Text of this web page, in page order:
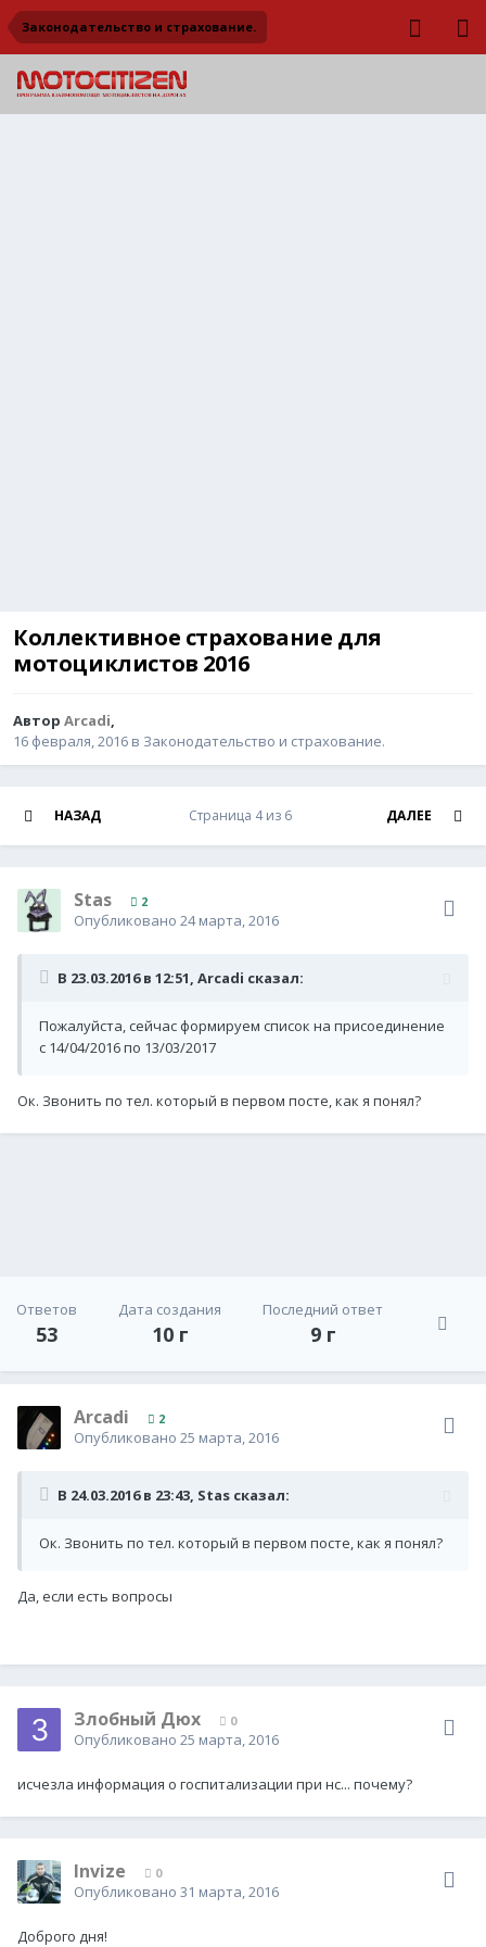
Законодательство и страхование.
Коллективное страхование для
мотоциклистов 2016
Автор Arcadi,
16 февраля, 2016 в Законодательство и страхование.
НАЗАД ДАЛЕЕ
Страница 4 из 6
Stas 2
Опубликовано 24 марта, 2016
В 23.03.2016 в 12:51, Arcadi сказал:
Пожалуйста, сейчас формируем список на присоединение
с 14/04/2016 по 13/03/2017
Ок. Звонить по тел. который в первом посте, как я понял?
Ответов
53
Дата создания
10 г
Последний ответ
9 г
Arcadi 2
Опубликовано 25 марта, 2016
В 24.03.2016 в 23:43, Stas сказал:
Ок. Звонить по тел. который в первом посте, как я понял?
Да, если есть вопросы
Злобный Дюх 0
Опубликовано 25 марта, 2016
исчезла информация о госпитализации при нс... почему?
Invize 0
Опубликовано 31 марта, 2016
Доброго дня!